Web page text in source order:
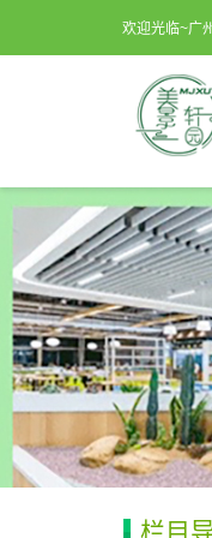
欢迎光临~广
栏目